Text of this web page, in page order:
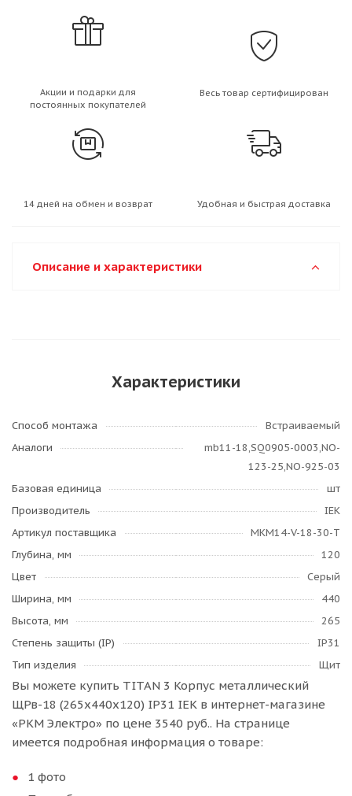
Акции и подарки для
постоянных покупателей
Весь товар сертифицирован
14 дней на обмен и возврат Удобная и быстрая доставка
Описание и характеристики
Характеристики
Способ монтажа
Встраиваемый
Аналоги
mb11-18,SQ0905-0003,NO-
123-25,NO-925-03
Базовая единица
шт
Производитель
IEK
Артикул поставщика
MKM14-V-18-30-T
Глубина, мм
120
Цвет
Серый
Ширина, мм
440
Высота, мм
265
Степень защиты (IP)
IP31
Тип изделия
Щит
Вы можете купить TITAN 3 Корпус металлический
ЩРв-18 (265х440х120) IP31 IEK в интернет-магазине
«РКМ Электро» по цене 3540 руб.. На странице
имеется подробная информация о товаре:
1 фото